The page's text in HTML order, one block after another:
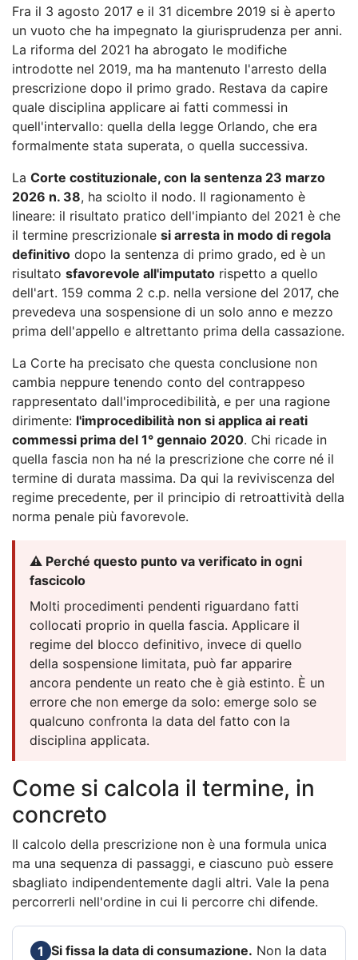
Fra il 3 agosto 2017 e il 31 dicembre 2019 si è aperto
un vuoto che ha impegnato la giurisprudenza per anni.
La riforma del 2021 ha abrogato le modifiche
introdotte nel 2019, ma ha mantenuto l'arresto della
prescrizione dopo il primo grado. Restava da capire
quale disciplina applicare ai fatti commessi in
quell'intervallo: quella della legge Orlando, che era
formalmente stata superata, o quella successiva.
La Corte costituzionale, con la sentenza 23 marzo
2026 n. 38, ha sciolto il nodo. Il ragionamento è
lineare: il risultato pratico dell'impianto del 2021 è che
il termine prescrizionale si arresta in modo di regola
definitivo dopo la sentenza di primo grado, ed è un
risultato sfavorevole all'imputato rispetto a quello
dell'art. 159 comma 2 c.p. nella versione del 2017, che
prevedeva una sospensione di un solo anno e mezzo
prima dell'appello e altrettanto prima della cassazione.
La Corte ha precisato che questa conclusione non
cambia neppure tenendo conto del contrappeso
rappresentato dall'improcedibilità, e per una ragione
dirimente: l'improcedibilità non si applica ai reati
commessi prima del 1° gennaio 2020. Chi ricade in
quella fascia non ha né la prescrizione che corre né il
termine di durata massima. Da qui la reviviscenza del
regime precedente, per il principio di retroattività della
norma penale più favorevole.
⚠️ Perché questo punto va verificato in ogni
fascicolo
Molti procedimenti pendenti riguardano fatti
collocati proprio in quella fascia. Applicare il
regime del blocco definitivo, invece di quello
della sospensione limitata, può far apparire
ancora pendente un reato che è già estinto. È un
errore che non emerge da solo: emerge solo se
qualcuno confronta la data del fatto con la
disciplina applicata.
Come si calcola il termine, in
concreto
Il calcolo della prescrizione non è una formula unica
ma una sequenza di passaggi, e ciascuno può essere
sbagliato indipendentemente dagli altri. Vale la pena
percorrerli nell'ordine in cui li percorre chi difende.
1 Si fissa la data di consumazione. Non la data